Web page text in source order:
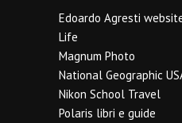
Edoardo Agresti
Life
Magnum Photo
National Geographic
Nikon School Travel
Polaris libri e guide